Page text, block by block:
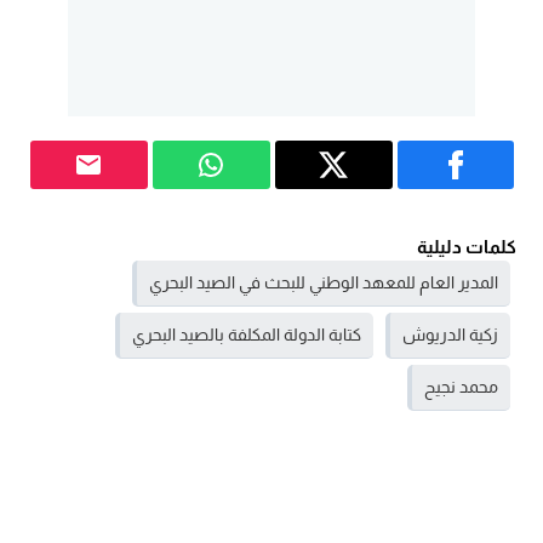
كلمات دليلية
المدير العام للمعهد الوطني للبحث في الصيد البحري
زكية الدريوش كتابة الدولة المكلفة بالصيد البحري
محمد نجيح